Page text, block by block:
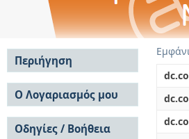
Περιήγηση
Σε όλο το DSpace
Κοινότητες & Συλλογές
Ανά Ημερομηνία
Ο Λογαριασμός μου
Σύνδεση
Εγγραφή
Οδηγίες / Βοήθεια